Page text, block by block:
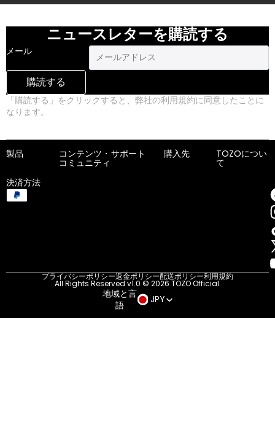
ニュースレターを購読する
メール
購読する
「購読する」をクリックすると、弊社の利用規約に同意したことに
なります。
製品 コンテンツ・
コミュニティ
サポート 購入先 TOZOについ
て
決済方法
プライバシーポリシー返金ポリシー配送ポリシー利用規約
All Rights Reserved v1.0 © 2026 TOZO Official.
地域と言
語
JPY